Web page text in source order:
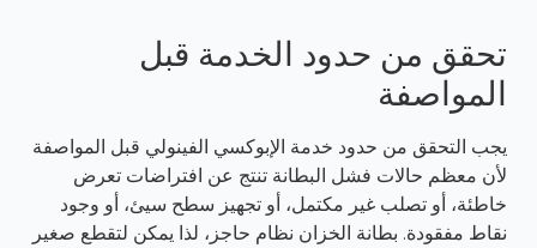
تحقق من حدود الخدمة قبل
المواصفة
يجب التحقق من حدود خدمة الإبوكسي الفينولي قبل المواصفة
لأن معظم حالات فشل البطانة تنتج عن افتراضات تعرض
خاطئة، أو تصلب غير مكتمل، أو تجهيز سطح سيئ، أو وجود
نقاط مفقودة. بطانة الخزان نظام حاجز، لذا يمكن لتقطع صغير